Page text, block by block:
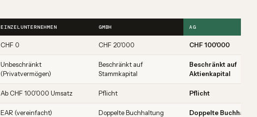
EINZELUNTERNEHMEN GMBH AG
CHF 0 CHF 20'000 CHF 100'000
Unbeschränkt
(Privatvermögen)
Beschränkt auf
Stammkapital
Beschränkt auf
Aktienkapital
Ab CHF 100'000 Umsatz Pflicht Pflicht
EAR (vereinfacht) Doppelte Buchhaltung Doppelte Buchhaltung